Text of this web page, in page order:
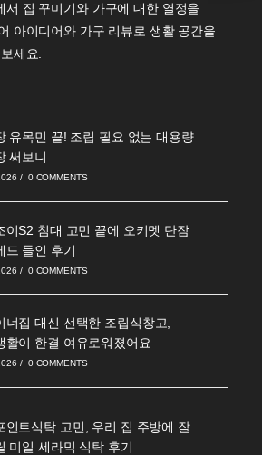
서 집 꾸미기와 가구에 대한 열정을
아이디어와 가구 리뷰로 생활 공간을
세요.
유목민 끝! 조립 필요 없는 대용량
써보니
/ 0 COMMENTS
이S2 침대 고민 끝에 오키멧 단잠
드 들인 후기
/ 0 COMMENTS
너집 대신 선택한 조립식창고,
활이 한결 여유로워졌어요
/ 0 COMMENTS
인트식탁 고민, 우리 집 주방에 잘
미일 세라믹 식탁 후기